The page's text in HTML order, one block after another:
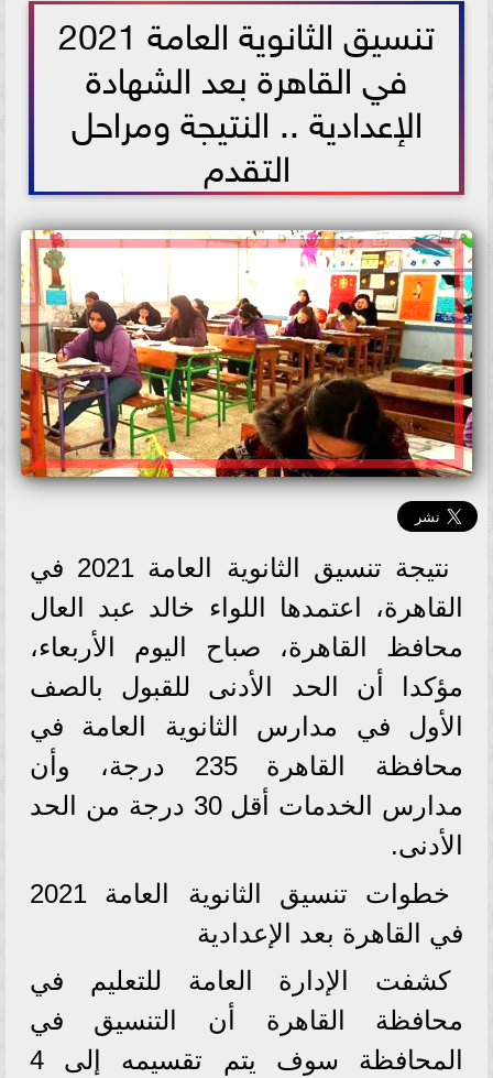
تنسيق الثانوية العامة 2021
في القاهرة بعد الشهادة
الإعدادية .. النتيجة ومراحل
التقدم
نتيجة تنسيق الثانوية العامة 2021 في
القاهرة، اعتمدها اللواء خالد عبد العال
محافظ القاهرة، صباح اليوم الأربعاء،
مؤكدا أن الحد الأدنى للقبول بالصف
الأول في مدارس الثانوية العامة في
محافظة القاهرة 235 درجة، وأن
مدارس الخدمات أقل 30 درجة من الحد
الأدنى.
خطوات تنسيق الثانوية العامة 2021
في القاهرة بعد الإعدادية
كشفت الإدارة العامة للتعليم في
محافظة القاهرة أن التنسيق في
المحافظة سوف يتم تقسيمه إلى 4